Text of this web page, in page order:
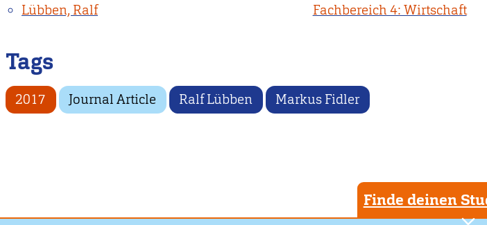
Lübben, Ralf Fachbereich 4: Wirtschaft
Tags
2017 Journal Article Ralf Lübben Markus Fidler
Finde deinen